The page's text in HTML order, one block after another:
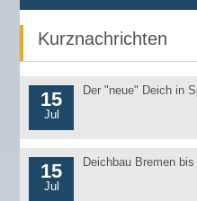
Kurznachrichten
15
Jul
Der "neue" Deich in
15
Jul
Deichbau Bremen